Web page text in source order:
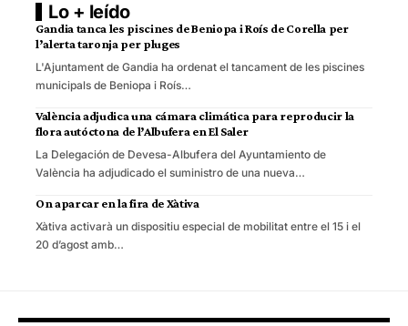
Lo + leído
Gandia tanca les piscines de Beniopa i Roís de Corella per
l’alerta taronja per pluges
L'Ajuntament de Gandia ha ordenat el tancament de les piscines
municipals de Beniopa i Roís…
València adjudica una cámara climática para reproducir la
flora autóctona de l’Albufera en El Saler
La Delegación de Devesa-Albufera del Ayuntamiento de
València ha adjudicado el suministro de una nueva…
On aparcar en la fira de Xàtiva
Xàtiva activarà un dispositiu especial de mobilitat entre el 15 i el
20 d’agost amb…